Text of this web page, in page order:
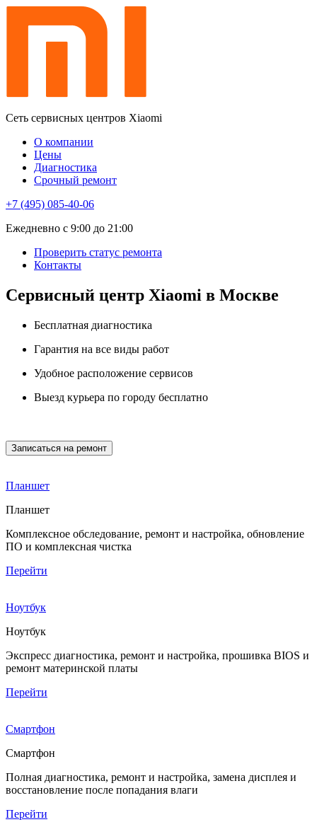
Сеть сервисных центров Xiaomi
О компании
Цены
Диагностика
Срочный ремонт
+7 (495) 085-40-06
Eжедневно с 9:00 до 21:00
Проверить статус ремонта
Контакты
Сервисный центр Xiaomi в Москве
Бесплатная диагностика
Гарантия на все виды работ
Удобное расположение сервисов
Выезд курьера по городу бесплатно
Записаться на ремонт
Планшет
Планшет
Комплексное обследование, ремонт и настройка, обновление
ПО и комплексная чистка
Перейти
Ноутбук
Ноутбук
Экспресс диагностика, ремонт и настройка, прошивка BIOS и
ремонт материнской платы
Перейти
Смартфон
Смартфон
Полная диагностика, ремонт и настройка, замена дисплея и
восстановление после попадания влаги
Перейти